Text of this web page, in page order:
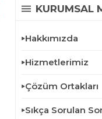
KURUMSAL
Hakkımızda
Hizmetlerimiz
Çözüm Ortakları
Sıkça Sorulan